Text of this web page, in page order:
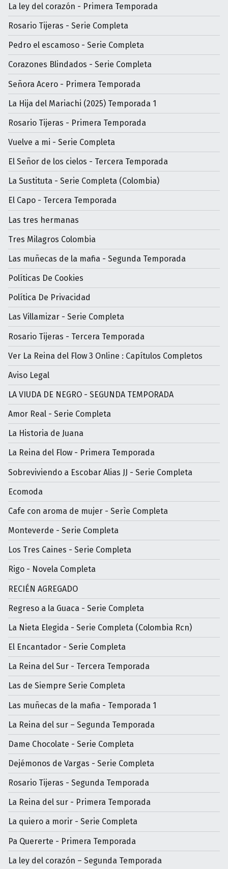
La ley del corazón - Primera Temporada
Rosario Tijeras - Serie Completa
Pedro el escamoso - Serie Completa
Corazones Blindados - Serie Completa
Señora Acero - Primera Temporada
La Hija del Mariachi (2025) Temporada 1
Rosario Tijeras - Primera Temporada
Vuelve a mi - Serie Completa
El Señor de los cielos - Tercera Temporada
La Sustituta - Serie Completa (Colombia)
El Capo - Tercera Temporada
Las tres hermanas
Tres Milagros Colombia
Las muñecas de la mafia - Segunda Temporada
Políticas De Cookies
Política De Privacidad
Las Villamizar - Serie Completa
Rosario Tijeras - Tercera Temporada
Ver La Reina del Flow 3 Online : Capítulos Completos
Aviso Legal
LA VIUDA DE NEGRO - SEGUNDA TEMPORADA
Amor Real - Serie Completa
La Historia de Juana
La Reina del Flow - Primera Temporada
Sobreviviendo a Escobar Alias JJ - Serie Completa
Ecomoda
Cafe con aroma de mujer - Serìe Completa
Monteverde - Serie Completa
Los Tres Caines - Serie Completa
Rigo - Novela Completa
RECIÉN AGREGADO
Regreso a la Guaca - Serie Completa
La Nieta Elegida - Serie Completa (Colombia Rcn)
El Encantador - Serie Completa
La Reina del Sur - Tercera Temporada
Las de Siempre Serie Completa
Las muñecas de la mafia - Temporada 1
La Reina del sur – Segunda Temporada
Dame Chocolate - Serie Completa
Dejémonos de Vargas - Serie Completa
Rosario Tijeras - Segunda Temporada
La Reina del sur - Primera Temporada
La quiero a morir - Serie Completa
Pa Quererte - Primera Temporada
La ley del corazón – Segunda Temporada